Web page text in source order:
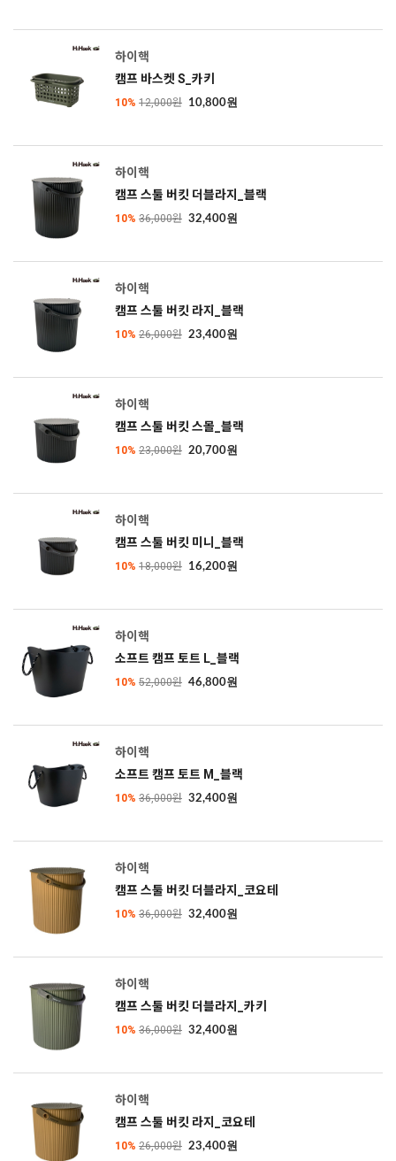
하이핵
캠프 바스켓 S_카키
10% 12,000원 10,800원
하이핵
캠프 스툴 버킷 더블라지_블랙
10% 36,000원 32,400원
하이핵
캠프 스툴 버킷 라지_블랙
10% 26,000원 23,400원
하이핵
캠프 스툴 버킷 스몰_블랙
10% 23,000원 20,700원
하이핵
캠프 스툴 버킷 미니_블랙
10% 18,000원 16,200원
하이핵
소프트 캠프 토트 L_블랙
10% 52,000원 46,800원
하이핵
소프트 캠프 토트 M_블랙
10% 36,000원 32,400원
하이핵
캠프 스툴 버킷 더블라지_코요테
10% 36,000원 32,400원
하이핵
캠프 스툴 버킷 더블라지_카키
10% 36,000원 32,400원
하이핵
캠프 스툴 버킷 라지_코요테
10% 26,000원 23,400원